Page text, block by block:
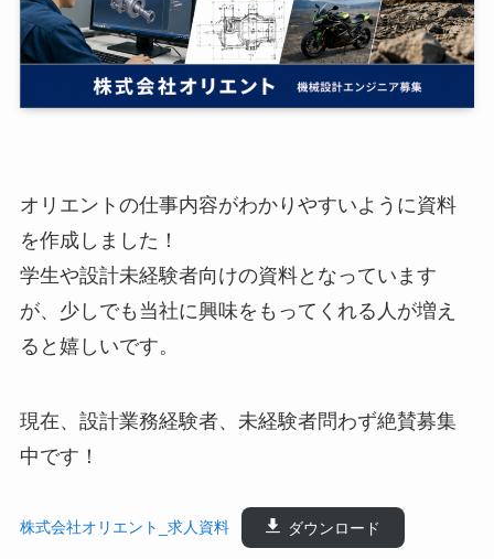
オリエントの仕事内容がわかりやすいように資料
を作成しました！
学生や設計未経験者向けの資料となっています
が、少しでも当社に興味をもってくれる人が増え
ると嬉しいです。
現在、設計業務経験者、未経験者問わず絶賛募集
中です！
株式会社オリエント_求人資料 ダウンロード